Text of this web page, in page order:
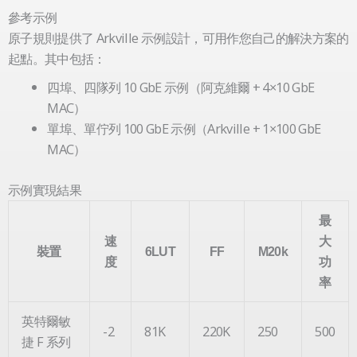
標
題
標
題
參考示例
原子規則提供了 Arkville 示例設計，可用作您自己的解決方案的
起點。其中包括：
四埠、四隊列 10 GbE 示例（阿克維爾 + 4×10 GbE
MAC）
單埠、單佇列 100 GbE 示例（Arkville + 1×100 GbE
MAC）
示例實現結果
裝置
速
度
6LUT FF M20k
最
大
功
率
英特爾敏
捷 F 系列
-2 81K 220K 250 500